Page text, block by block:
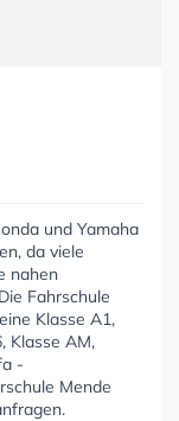
und Yamaha
da viele
nahen
Fahrschule
Klasse A1,
Klasse AM,
-
Mende